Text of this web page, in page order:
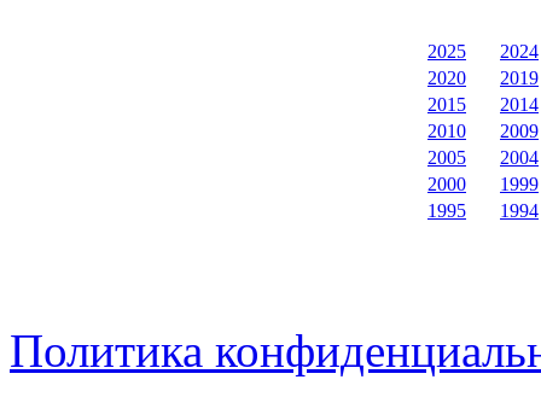
2025
2024
2020
2019
2015
2014
2010
2009
2005
2004
2000
1999
1995
1994
Политика